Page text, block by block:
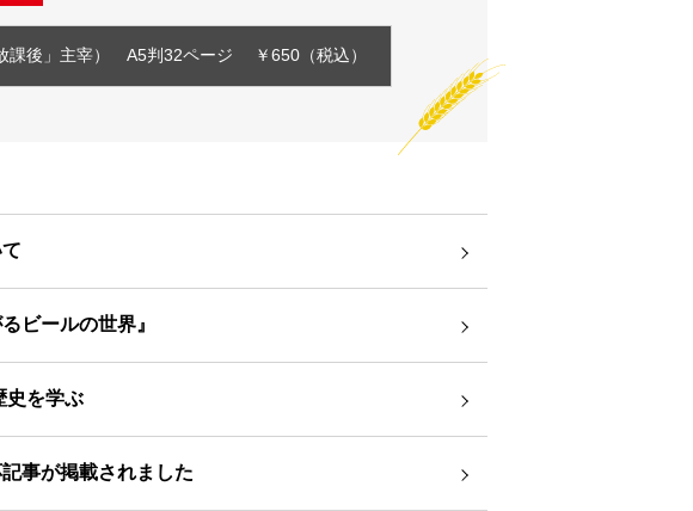
後」主宰）　A5判32ページ　 ￥650（税込）
ビールの世界』
史を学ぶ
事が掲載されました